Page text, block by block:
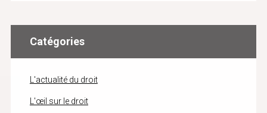
Catégories
L'actualité du droit
L'œil sur le droit